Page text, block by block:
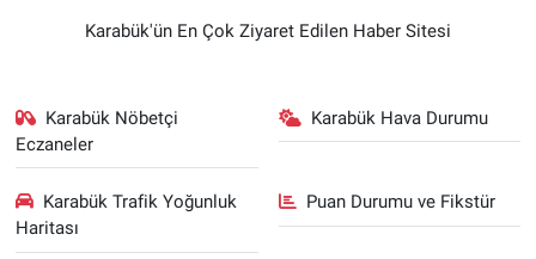
Karabük'ün En Çok Ziyaret Edilen Haber Sitesi
Karabük Nöbetçi
Eczaneler
Karabük Hava Durumu
Karabük Trafik Yoğunluk
Haritası
Puan Durumu ve Fikstür